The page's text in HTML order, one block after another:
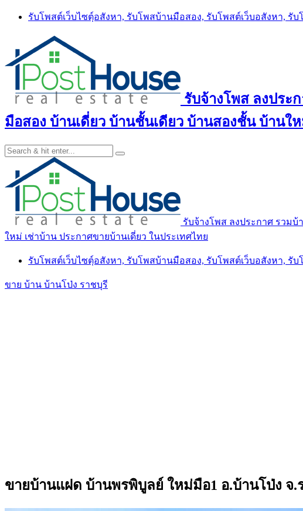
Skip
รับโพสต์เว็บไซตฺ์อสังหา, รับโพสบ้านมือสอง, รับโพสต์เว็บอสังหา, รั
รับจ้างโพส ลงประ
มือสอง บ้านเดี่ยว บ้านชั้นเดียว บ้านสองชั้น บ้านใ
รับจ้างโพส ลงประกาศ รวม
ใหม่ เช่าบ้าน ประกาศขายบ้านเดี่ยว ในประเทศไทย
รับโพสต์เว็บไซตฺ์อสังหา, รับโพสบ้านมือสอง, รับโพสต์เว็บอสังหา, รั
ขาย บ้าน บ้านโป่ง ราชบุรี
ขายบ้านแฝด บ้านพรพิบูลย์ ใหม่มือ1 อ.บ้านโป่ง จ.